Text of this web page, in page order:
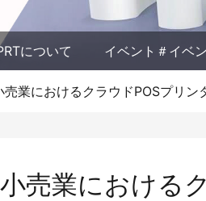
について イベント＃イベ
業におけるクラウドPOSプリン
売業における